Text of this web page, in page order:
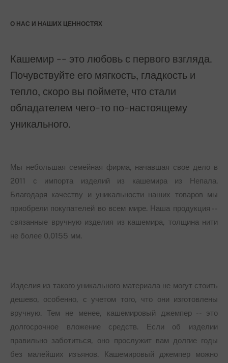
О НАС И НАШИХ ЦЕННОСТЯХ
Кашемир -- это любовь с первого взгляда.
Почувствуйте его мягкость, гладкость и
тепло, скоро вы поймете, что стали
обладателем чего-то по-настоящему
уникального.
Мы небольшая семейная фирма, начавшая свое дело в
2011 с импорта изделий из кашемира из Непала.
Благодаря качеству и уникальности наших товаров мы
приобрели покупателей во всем мире. Наша продукция --
связанные вручную изделия из кашемира, толщина нити
не более 0,0155 мм.
Изделия из такого уникального материала не могут стоить
дешево, особенно, с учетом того, что они изготовлены
вручную. Тем не менее, кашемировый джемпер -- это
долгосрочное вложение средств. Если об изделии
правильно заботиться, оно прослужит вам долгие годы
без малейших изъянов. Кашемировый джемпер можно